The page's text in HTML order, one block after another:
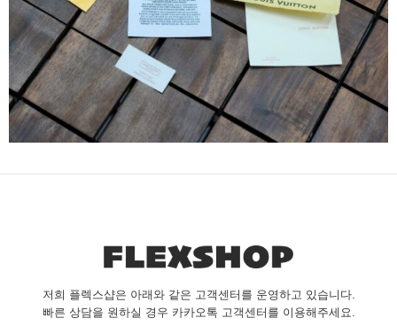
저희 플렉스샵은 아래와 같은 고객센터를 운영하고 있습니다.
빠른 상담을 원하실 경우 카카오톡 고객센터를 이용해주세요.